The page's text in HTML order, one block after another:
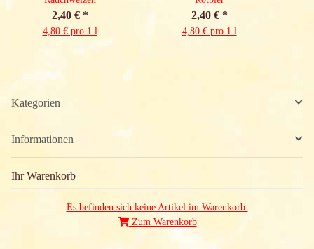
2,40 € *
4,80 € pro 1 l
2,40 € *
4,80 € pro 1 l
Kategorien
Informationen
Ihr Warenkorb
Es befinden sich keine Artikel im Warenkorb.
Zum Warenkorb